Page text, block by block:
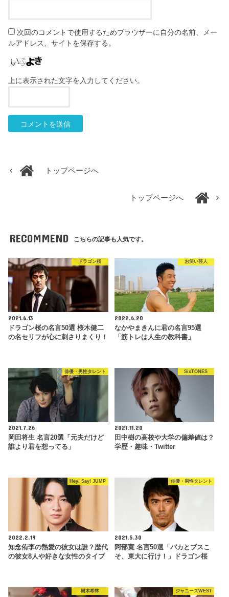
次回のコメントで使用するためブラウザーに自分の名前、メー
ルアドレス、サイトを保存する。
上に表示された文字を入力してください。
トップページへ
トップページへ
RECOMMEND こちらの記事も人気です。
ドラゴン桜
2021.6.13
ドラゴン桜の名言50選 桜木健二
の名セリフが心に刺さりまくり！
お笑い芸人
2022.6.20
なかやまきんに君の名言95選
「筋トレは人生の教科書」
俳優・男性タレント
2021.7.26
岡田将生 名言20選「元夫だけど
誰より君を想ってる」
SixTONES
2021.11.20
田中樹の高校や大学の偏差値は？
学歴・趣味・Twitter
Hey! Say! JUMP
2022.2.19
知念侑李の熱愛の彼女は誰？歴代
の彼女8人や好きな女性のタイプ
俳優・男性タレント
2021.5.30
阿部寛 名言50選「バカとブスこ
そ、東大に行け！」ドラゴン桜
樹木希林 ジャニーズWEST